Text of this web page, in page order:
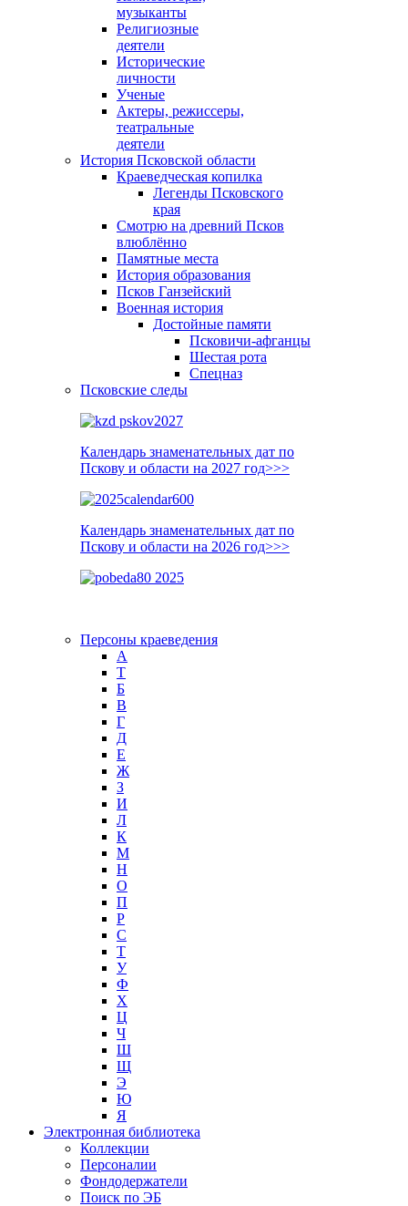
музыканты
Религиозные
деятели
Исторические
личности
Ученые
Актеры, режиссеры,
театральные
деятели
История Псковской области
Краеведческая копилка
Легенды Псковского
края
Смотрю на древний Псков
влюблённо
Памятные места
История образования
Псков Ганзейский
Военная история
Достойные памяти
Псковичи-афганцы
Шестая рота
Спецназ
Псковские следы
Календарь знаменательных дат по
Пскову и области на 2027 год>>>
Календарь знаменательных дат по
Пскову и области на 2026 год>>>
Персоны краеведения
А
T
Б
В
Г
Д
Е
Ж
З
И
Л
К
М
Н
О
П
Р
С
Т
У
Ф
Х
Ц
Ч
Ш
Щ
Э
Ю
Я
Электронная библиотека
Коллекции
Персоналии
Фондодержатели
Поиск по ЭБ